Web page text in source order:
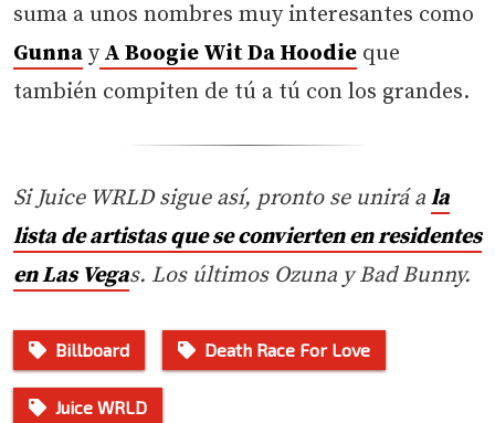
suma a unos nombres muy interesantes como
Gunna yA Boogie Wit Da Hoodie que
también compiten de tú a tú con los grandes.
Si Juice WRLD sigue así, pronto se unirá a la
lista de artistas que se convierten en residentes
en Las Vegas. Los últimos Ozuna y Bad Bunny.
Billboard Death Race For Love
Juice WRLD